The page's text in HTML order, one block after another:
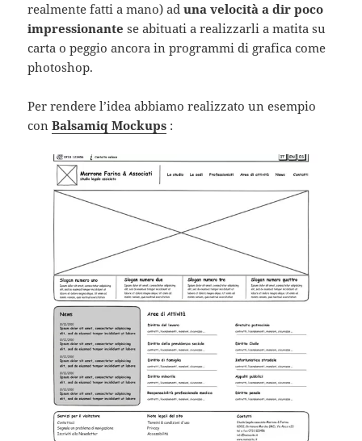
realmente fatti a mano) aduna velocità a dir poco
impressionante se abituati a realizzarli a matita su
carta o peggio ancora in programmi di grafica come
photoshop.
Per rendere l’idea abbiamo realizzato un esempio
conBalsamiq Mockups :